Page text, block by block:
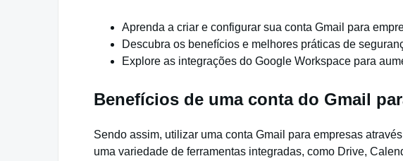
Aprenda a criar e configurar sua conta Gmail para
Descubra os benefícios e melhores práticas de
Explore as integrações do Google Workspace para
Benefícios de uma conta do Gmail
Sendo assim, utilizar uma conta Gmail para empresas
uma variedade de ferramentas integradas, como Drive,